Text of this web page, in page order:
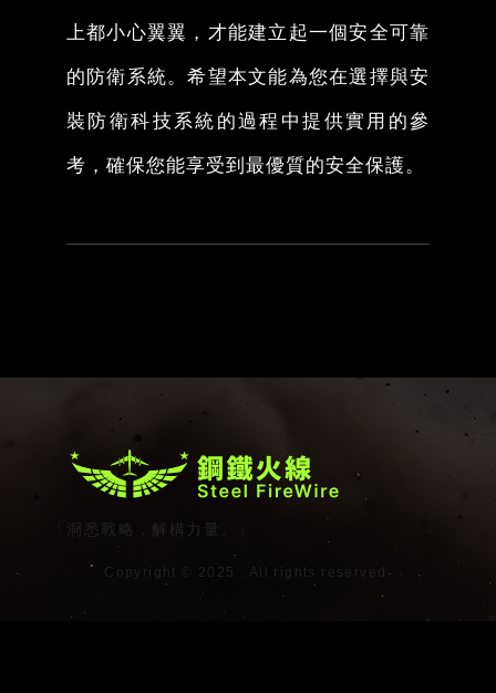
上都小心翼翼，才能建立起一個安全可靠
的防衛系統。希望本文能為您在選擇與安
裝防衛科技系統的過程中提供實用的參
考，確保您能享受到最優質的安全保護。
「洞悉戰略，解構力量。」
Copyright © 2025 . All rights reserved.